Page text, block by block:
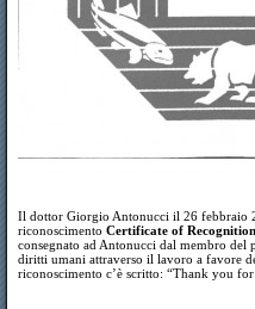
Il dottor Giorgio Antonucci il 26 febbraio
riconoscimento Certificate of Recognition
consegnato ad Antonucci dal membro del
diritti umani attraverso il lavoro a favore
riconoscimento c’è scritto: “Thank you